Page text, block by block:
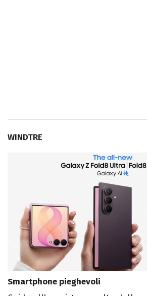
WINDTRE
Smartphone pieghevoli